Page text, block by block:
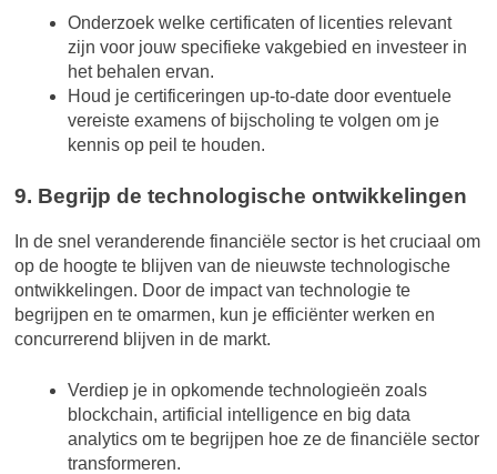
Onderzoek welke certificaten of licenties relevant
zijn voor jouw specifieke vakgebied en investeer in
het behalen ervan.
Houd je certificeringen up-to-date door eventuele
vereiste examens of bijscholing te volgen om je
kennis op peil te houden.
9. Begrijp de technologische ontwikkelingen
In de snel veranderende financiële sector is het cruciaal om
op de hoogte te blijven van de nieuwste technologische
ontwikkelingen. Door de impact van technologie te
begrijpen en te omarmen, kun je efficiënter werken en
concurrerend blijven in de markt.
Verdiep je in opkomende technologieën zoals
blockchain, artificial intelligence en big data
analytics om te begrijpen hoe ze de financiële sector
transformeren.